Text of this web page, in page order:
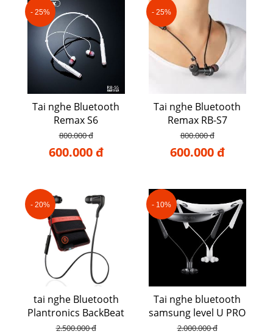
- 25%
Tai nghe Bluetooth
Remax S6
800.000 đ
600.000 đ
- 25%
Tai nghe Bluetooth
Remax RB-S7
800.000 đ
600.000 đ
- 20%
tai nghe Bluetooth
Plantronics BackBeat
go 2
2.500.000 đ
- 10%
Tai nghe bluetooth
samsung level U PRO
2.000.000 đ